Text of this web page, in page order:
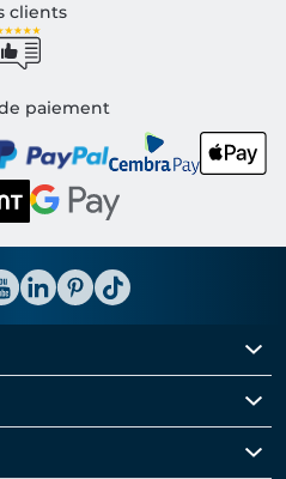
clients
paiement